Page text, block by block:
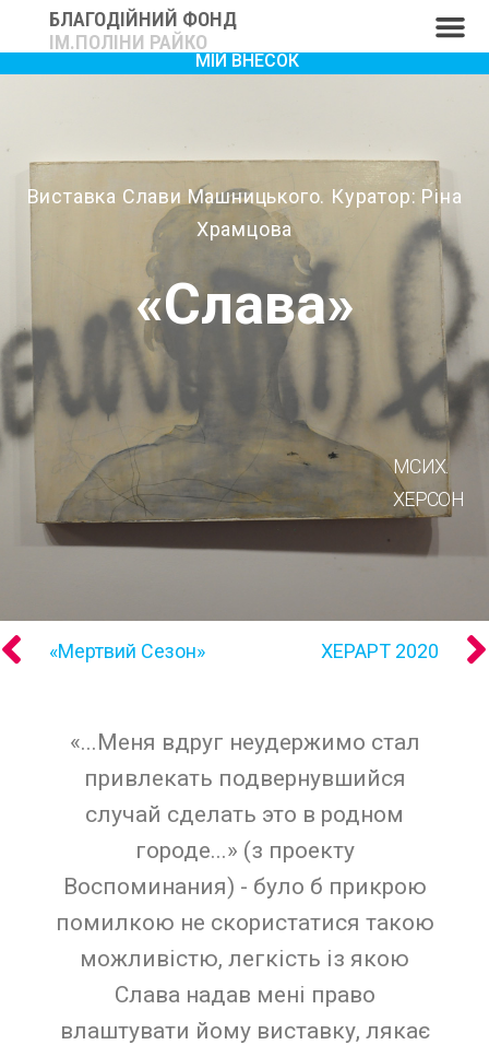
БЛАГОДІЙНИЙ ФОНД
ІМ.ПОЛІНИ РАЙКО
МІЙ ВНЕСОК
Виставка Слави Машницького. Куратор: Ріна
Храмцова
«Слава»
МСИХ.
ХЕРСОН
«Мертвий Сезон» ХЕРАРТ 2020
«...Меня вдруг неудержимо стал
привлекать подвернувшийся
случай сделать это в родном
городе...» (з проекту
Воспоминания) - було б прикрою
помилкою не скористатися такою
можливістю, легкість із якою
Слава надав мені право
влаштувати йому виставку, лякає